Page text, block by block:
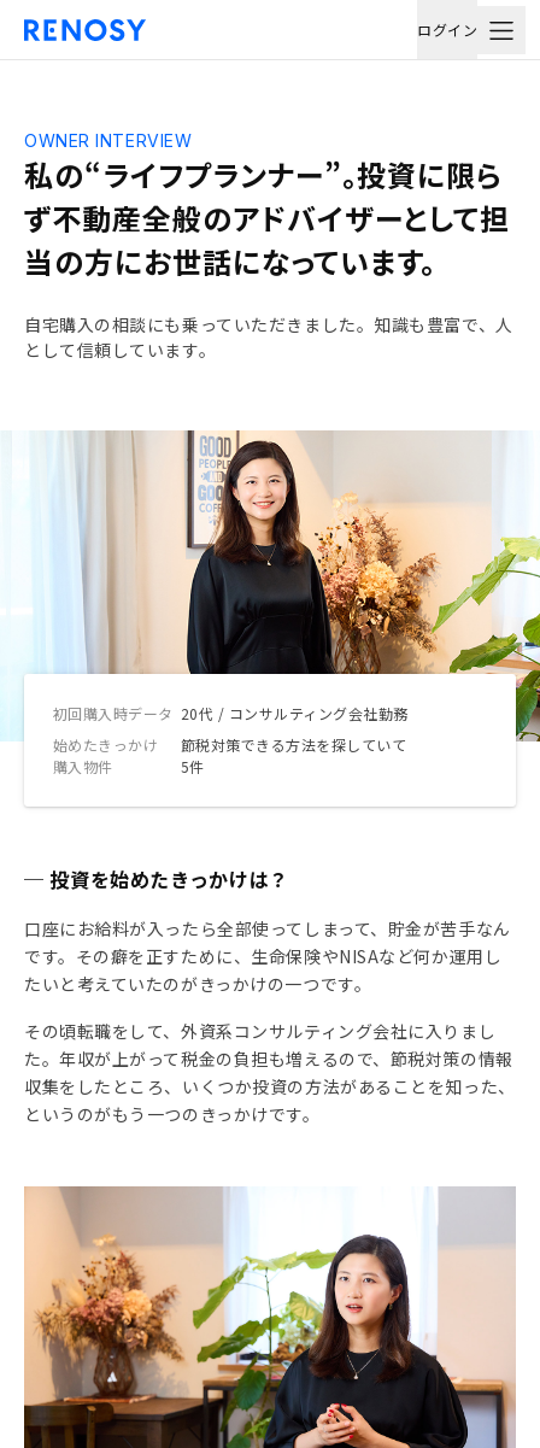
ログイン
私の“ライフプランナー”。投資に限ら
ず不動産全般のアドバイザーとして担
当の方にお世話になっています。
OWNER INTERVIEW
自宅購入の相談にも乗っていただきました。知識も豊富で、人
として信頼しています。
初回購入時データ 20代 / コンサルティング会社勤務
始めたきっかけ
節税対策できる方法を探していて
購入物件
5件
─ 投資を始めたきっかけは？
口座にお給料が入ったら全部使ってしまって、貯金が苦手なん
です。その癖を正すために、生命保険やNISAなど何か運用し
たいと考えていたのがきっかけの一つです。
その頃転職をして、外資系コンサルティング会社に入りまし
た。年収が上がって税金の負担も増えるので、節税対策の情報
収集をしたところ、いくつか投資の方法があることを知った、
というのがもう一つのきっかけです。